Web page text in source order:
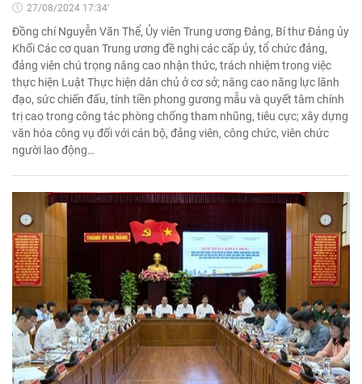
27/08/2024 17:34'
Đồng chí Nguyễn Văn Thể, Ủy viên Trung ương Đảng, Bí thư Đảng ủy
Khối Các cơ quan Trung ương đề nghị các cấp ủy, tổ chức đảng,
đảng viên chú trọng nâng cao nhận thức, trách nhiệm trong việc
thực hiện Luật Thực hiện dân chủ ở cơ sở; nâng cao năng lực lãnh
đạo, sức chiến đấu, tính tiền phong gương mẫu và quyết tâm chính
trị cao trong công tác phòng chống tham nhũng, tiêu cực; xây dựng
văn hóa công vụ đối với cán bộ, đảng viên, công chức, viên chức
người lao động…